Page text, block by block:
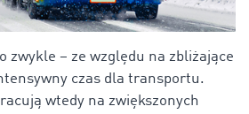
zwykle – ze względu na zbliżające
czas dla transportu.
wtedy na zwiększonych